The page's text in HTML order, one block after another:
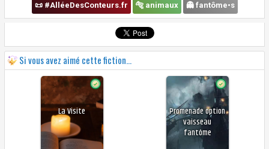
📜 #AlléeDesConteurs.fr 🐅 animaux 👻 fantôme•s
Si vous avez aimé cette fiction...
La Visite
Promenade option
vaisseau
fantôme